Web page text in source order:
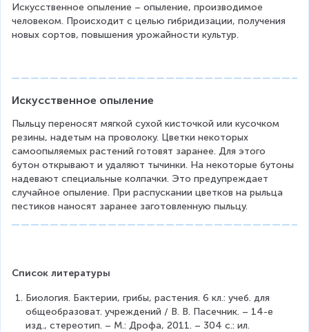
Искусственное опыление – опыление, производимое
человеком. Происходит с целью гибридизации, получения
новых сортов, повышения урожайности культур.
Искусственное опыление
Пыльцу переносят мягкой сухой кисточкой или кусочком
резины, надетым на проволоку. Цветки некоторых
самоопыляемых растений готовят заранее. Для этого
бутон открывают и удаляют тычинки. На некоторые бутоны
надевают специальные колпачки. Это предупреждает
случайное опыление. При распускании цветков на рыльца
пестиков наносят заранее заготовленную пыльцу.
Список литературы
Биология. Бактерии, грибы, растения. 6 кл.: учеб. для
общеобразоват. учреждений / В. В. Пасечник. – 14-е
изд., стереотип. – М.: Дрофа, 2011. – 304 с.: ил.